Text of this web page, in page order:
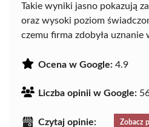
Takie wyniki jasno pokazują
oraz wysoki poziom
czemu firma zdobyła
Ocena w Google: 4.9
Liczba opinii w Google:
Czytaj opinie: Zobacz